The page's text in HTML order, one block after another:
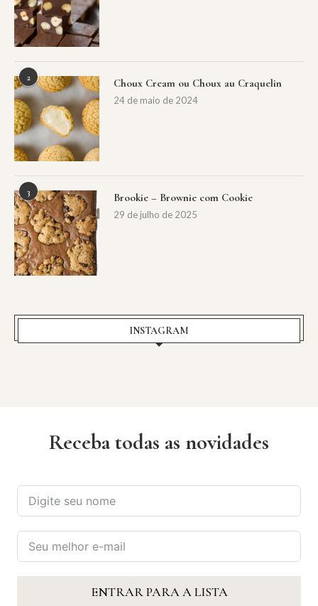
2 Choux Cream ou Choux au Craquelin
24 de maio de 2024
3 Brookie – Brownie com Cookie
29 de julho de 2025
INSTAGRAM
Receba todas as novidades
ENTRAR PARA A LISTA